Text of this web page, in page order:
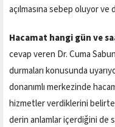
açılmasına sebep oluyor ve
Hacamat hangi gün ve
cevap veren Dr. Cuma
durmaları konusunda
donanımlı merkezinde
hizmetler verdiklerini
derin anlamlar içerdiğini de